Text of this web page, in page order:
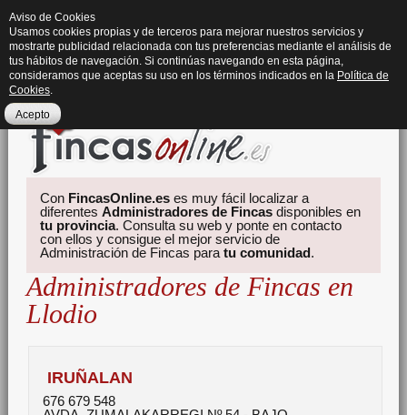
Con FincasOnline.es es muy fácil localizar a
diferentesAdministradores de Fincas disponibles en
tu provincia. Consulta su web y ponte en contacto
con ellos y consigue el mejor servicio de
Administración de Fincas paratu comunidad.
Administradores de Fincas en
Llodio
IRUÑALAN
676 679 548
Aviso de Cookies
Usamos cookies propias y de terceros para mejorar nuestros servicios y
mostrarte publicidad relacionada con tus preferencias mediante el análisis de
tus hábitos de navegación. Si continúas navegando en esta página,
consideramos que aceptas su uso en los términos indicados en la Política de
Cookies.
Acepto